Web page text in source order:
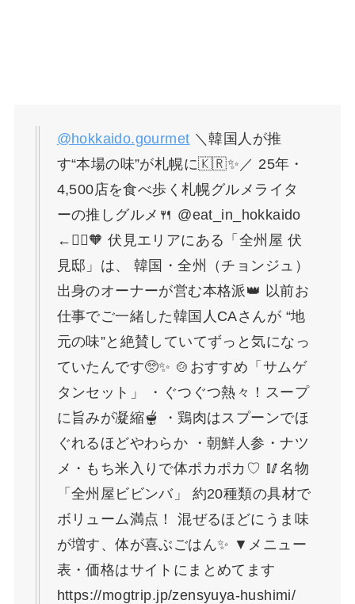
@hokkaido.gourmet ＼韓国人が推
す“本場の味”が札幌に🇰🇷✨／ 25年・
4,500店を食べ歩く札幌グルメライタ
ーの推しグルメ🍴 @eat_in_hokkaido
←🙋‍♀️🧡 伏見エリアにある「全州屋 伏
見邸」は、 韓国・全州（チョンジュ）
出身のオーナーが営む本格派👑 以前お
仕事でご一緒した韓国人CAさんが “地
元の味”と絶賛していてずっと気になっ
ていたんです🥺✨ 🍲おすすめ「サムゲ
タンセット」 ・ぐつぐつ熱々！スープ
に旨みが凝縮🫕 ・鶏肉はスプーンでほ
ぐれるほどやわらか ・朝鮮人参・ナツ
メ・もち米入りで体ポカポカ♡ 🥢名物
「全州屋ビビンバ」 約20種類の具材で
ボリューム満点！ 混ぜるほどにうま味
が増す、体が喜ぶごはん✨ ▼メニュー
表・価格はサイトにまとめてます
https://mogtrip.jp/zensyuya-hushimi/